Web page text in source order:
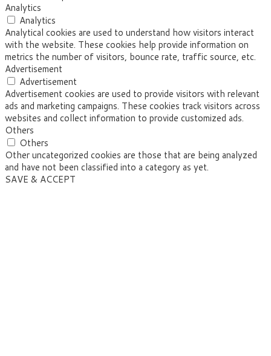
Analytics
Analytics
Analytical cookies are used to understand how visitors interact
with the website. These cookies help provide information on
metrics the number of visitors, bounce rate, traffic source, etc.
Advertisement
Advertisement
Advertisement cookies are used to provide visitors with relevant
ads and marketing campaigns. These cookies track visitors across
websites and collect information to provide customized ads.
Others
Others
Other uncategorized cookies are those that are being analyzed
and have not been classified into a category as yet.
SAVE & ACCEPT